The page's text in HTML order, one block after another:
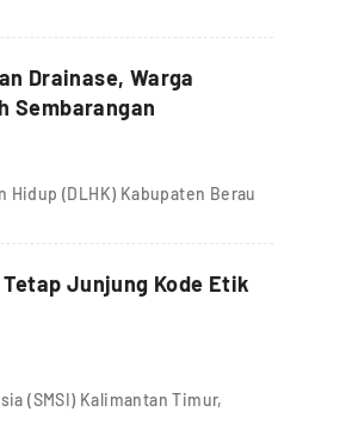
Drainase, Warga
Sembarangan
Hidup (DLHK) Kabupaten Berau
Junjung Kode Etik
(SMSI) Kalimantan Timur,